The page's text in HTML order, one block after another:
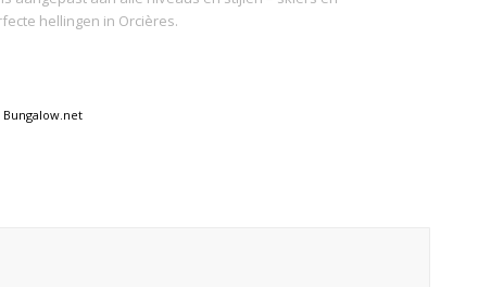
hellingen in Orcières.
Bungalow.net